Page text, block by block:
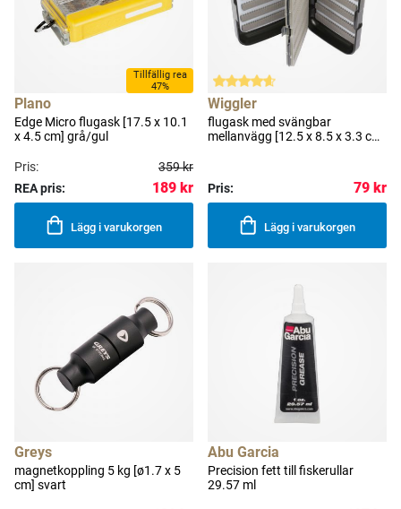
Tillfällig rea
47%
Plano
Edge Micro flugask [17.5 x 10.1
x 4.5 cm] grå/gul
Pris:
359 kr
REA pris:
189 kr
Lägg i varukorgen
Wiggler
flugask med svängbar
mellanvägg [12.5 x 8.5 x 3.3 cm]
Pris: 79 kr
Lägg i varukorgen
Greys
magnetkoppling 5 kg [ø1.7 x 5
cm] svart
Abu Garcia
Precision fett till fiskerullar
29.57 ml